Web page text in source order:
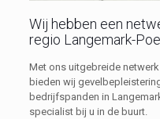
Wij hebben een
regio Langemark-
Met ons uitgebreide
bieden wij
bedrijfspanden in
specialist bij u in de buurt.